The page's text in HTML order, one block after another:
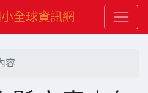
全球資訊網
容